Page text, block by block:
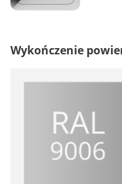
Wykończenie